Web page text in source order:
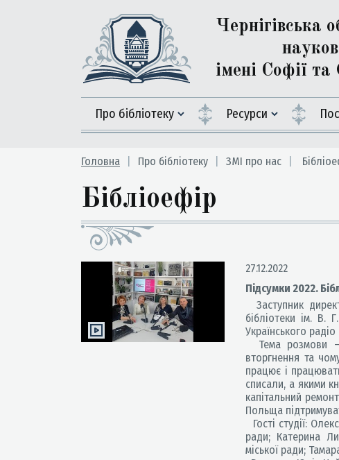
Чернігівська
імені Софії
Про бібліотеку Ресурси
Головна Про бібліотеку ЗМІ про нас
Бібліоефір
27.12.2022
Підсумки 2022.
Заступник
бібліотеки ім. В.
Українського
Тема розмови –
вторгнення та
працює і
списали, а якими
капітальний
Польща
Гості студії:
ради; Катерина
міської ради;